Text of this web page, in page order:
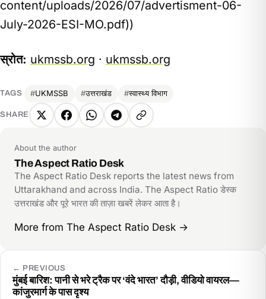
content/uploads/2026/07/advertisment-06-
July-2026-ESI-MO.pdf))
स्रोत: ukmssb.org · ukmssb.org
TAGS UKMSSB उत्तराखंड स्वास्थ्य विभाग
SHARE
X FacebookWhatsApp
Telegram
Copy
About the author
The Aspect Ratio Desk
The Aspect Ratio Desk reports the latest news from
Uttarakhand and across India. The Aspect Ratio डेस्क
उत्तराखंड और पूरे भारत की ताज़ा खबरें लेकर आता है।
More from The Aspect Ratio Desk →
← PREVIOUS
मुंबई बारिश: पानी से भरे ट्रैक पर ‘वंदे भारत’ दौड़ी, वीडियो वायरल—
कांजुरमार्ग के पास दृश्य